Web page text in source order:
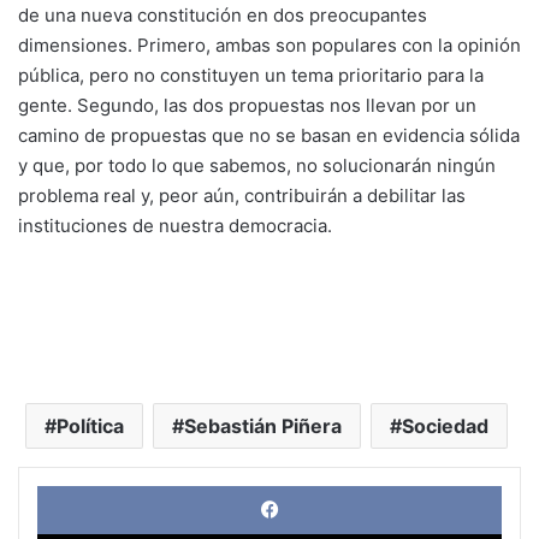
de una nueva constitución en dos preocupantes
dimensiones. Primero, ambas son populares con la opinión
pública, pero no constituyen un tema prioritario para la
gente. Segundo, las dos propuestas nos llevan por un
camino de propuestas que no se basan en evidencia sólida
y que, por todo lo que sabemos, no solucionarán ningún
problema real y, peor aún, contribuirán a debilitar las
instituciones de nuestra democracia.
Política Sebastián Piñera Sociedad
X